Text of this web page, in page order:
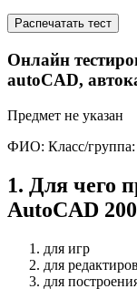
Распечатать тест
Онлайн
autoCAD,
Предмет не указан
ФИО: Класс/группа:
1. Для чего
AutoCAD
для игр
для
для